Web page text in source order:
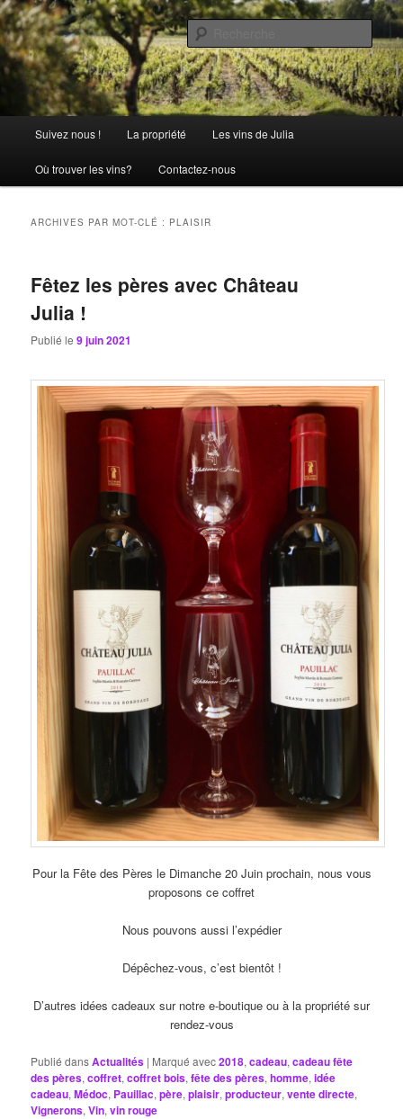
Aller
au
contenu
principal
Aller
au
contenu
secondaireChâteau Julia
La passion comme tradition
principal
Suivez nous ! La propriété Les vins de Julia
Où trouver les vins? Contactez-nous
ARCHIVES PAR MOT-CLÉ : PLAISIR
Fêtez les pères avec Château
Julia !
Publié le9 juin 2021
Pour la Fête des Pères le Dimanche 20 Juin prochain, nous vous
proposons ce coffret
Nous pouvons aussi l’expédier
Dépêchez-vous, c’est bientôt !
D’autres idées cadeaux sur notre e-boutique ou à la propriété sur
rendez-vous
Publié dansActualités | Marqué avec2018,cadeau,cadeau fête
des pères,coffret,coffret bois,fête des pères,homme,idée
cadeau,Médoc, Pauillac,père,plaisir,producteur,vente directe,
Vignerons,Vin,vin rouge